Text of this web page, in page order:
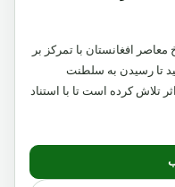
افغانستان با تمرکز بر
تا رسیدن به سلطنت
تلاش کرده است تا با استناد